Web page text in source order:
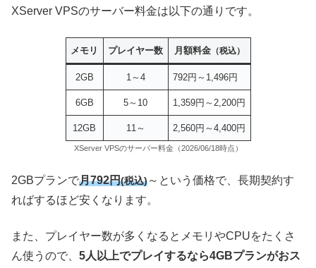
XServer VPSのサーバー料金は以下の通りです。
メモリ プレイヤー数 月額料金（税込）
2GB 1～4 792円～1,496円
6GB 5～10 1,359円～2,200円
12GB 11～ 2,560円～4,400円
XServer VPSのサーバー料金（2026/06/18時点）
2GBプランで月792円(税込)～という価格で、長期契約す
ればするほど安くなります。
また、プレイヤー数が多くなるとメモリやCPUをたくさ
ん使うので、 5人以上でプレイするなら4GBプランがおス